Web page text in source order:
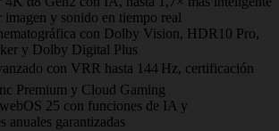
imagen y sonido en tiempo real
con Dolby Vision, HDR10 Pro,
y Dolby Digital Plus
con VRR hasta 144 Hz, certificación
Premium y Cloud Gaming
25 con funciones de IA y
anuales garantizadas